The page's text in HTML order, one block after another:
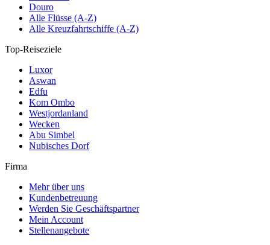
Douro
Alle Flüsse (A-Z)
Alle Kreuzfahrtschiffe (A-Z)
Top-Reiseziele
Luxor
Aswan
Edfu
Kom Ombo
Westjordanland
Wecken
Abu Simbel
Nubisches Dorf
Firma
Mehr über uns
Kundenbetreuung
Werden Sie Geschäftspartner
Mein Account
Stellenangebote